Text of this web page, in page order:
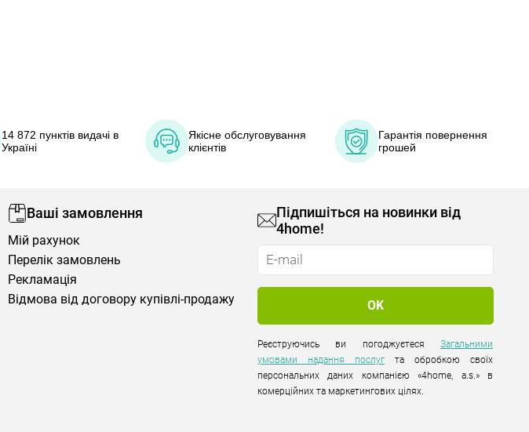
14 872 пунктів видачі в
Україні
Якісне обслуговування
клієнтів
Гарантія повернення
грошей
Ваші замовлення
Мій рахунок
Перелік замовлень
Рекламація
Відмова від договору купівлі-продажу
Підпишіться на новинки від
4home!
Реєструючись ви погоджуєтесяЗагальними
умовами надання послуг та обробкою своїх
персональних даних компанією «4home, a.s.» в
комерційних та маркетингових цілях.